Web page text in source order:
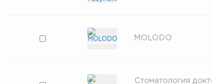
MOLODO
Стоматология